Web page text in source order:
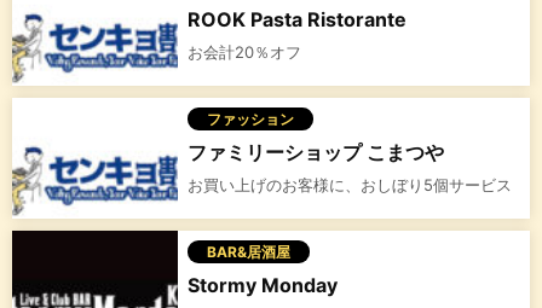
ROOK Pasta Ristorante
お会計20％オフ
ファッション
ファミリーショップ こまつや
お買い上げのお客様に、おしぼり5個サービス
BAR&居酒屋
Stormy Monday